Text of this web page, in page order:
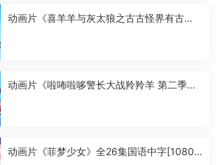
动画片《喜羊羊与灰太狼之古古怪界有古
动画片《啦咘啦哆警长大战羚羚羊 第二季》
动画片《菲梦少女》全26集国语中字[1080